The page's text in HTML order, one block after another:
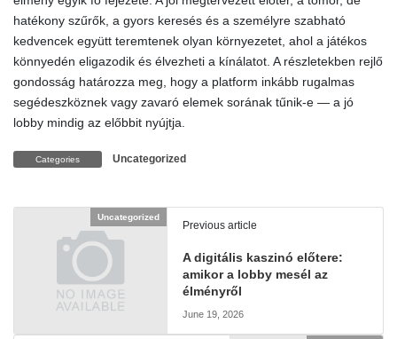
hatékony szűrők, a gyors keresés és a személyre szabható
kedvencek együtt teremtenek olyan környezetet, ahol a játékos
könnyedén eligazodik és élvezheti a kínálatot. A részletekben rejlő
gondosság határozza meg, hogy a platform inkább rugalmas
segédeszköznek vagy zavaró elemek sorának tűnik-e — a jó
lobby mindig az előbbit nyújtja.
Categories Uncategorized
Uncategorized
Previous article
A digitális kaszinó előtere:
amikor a lobby mesél az
élményről
June 19, 2026